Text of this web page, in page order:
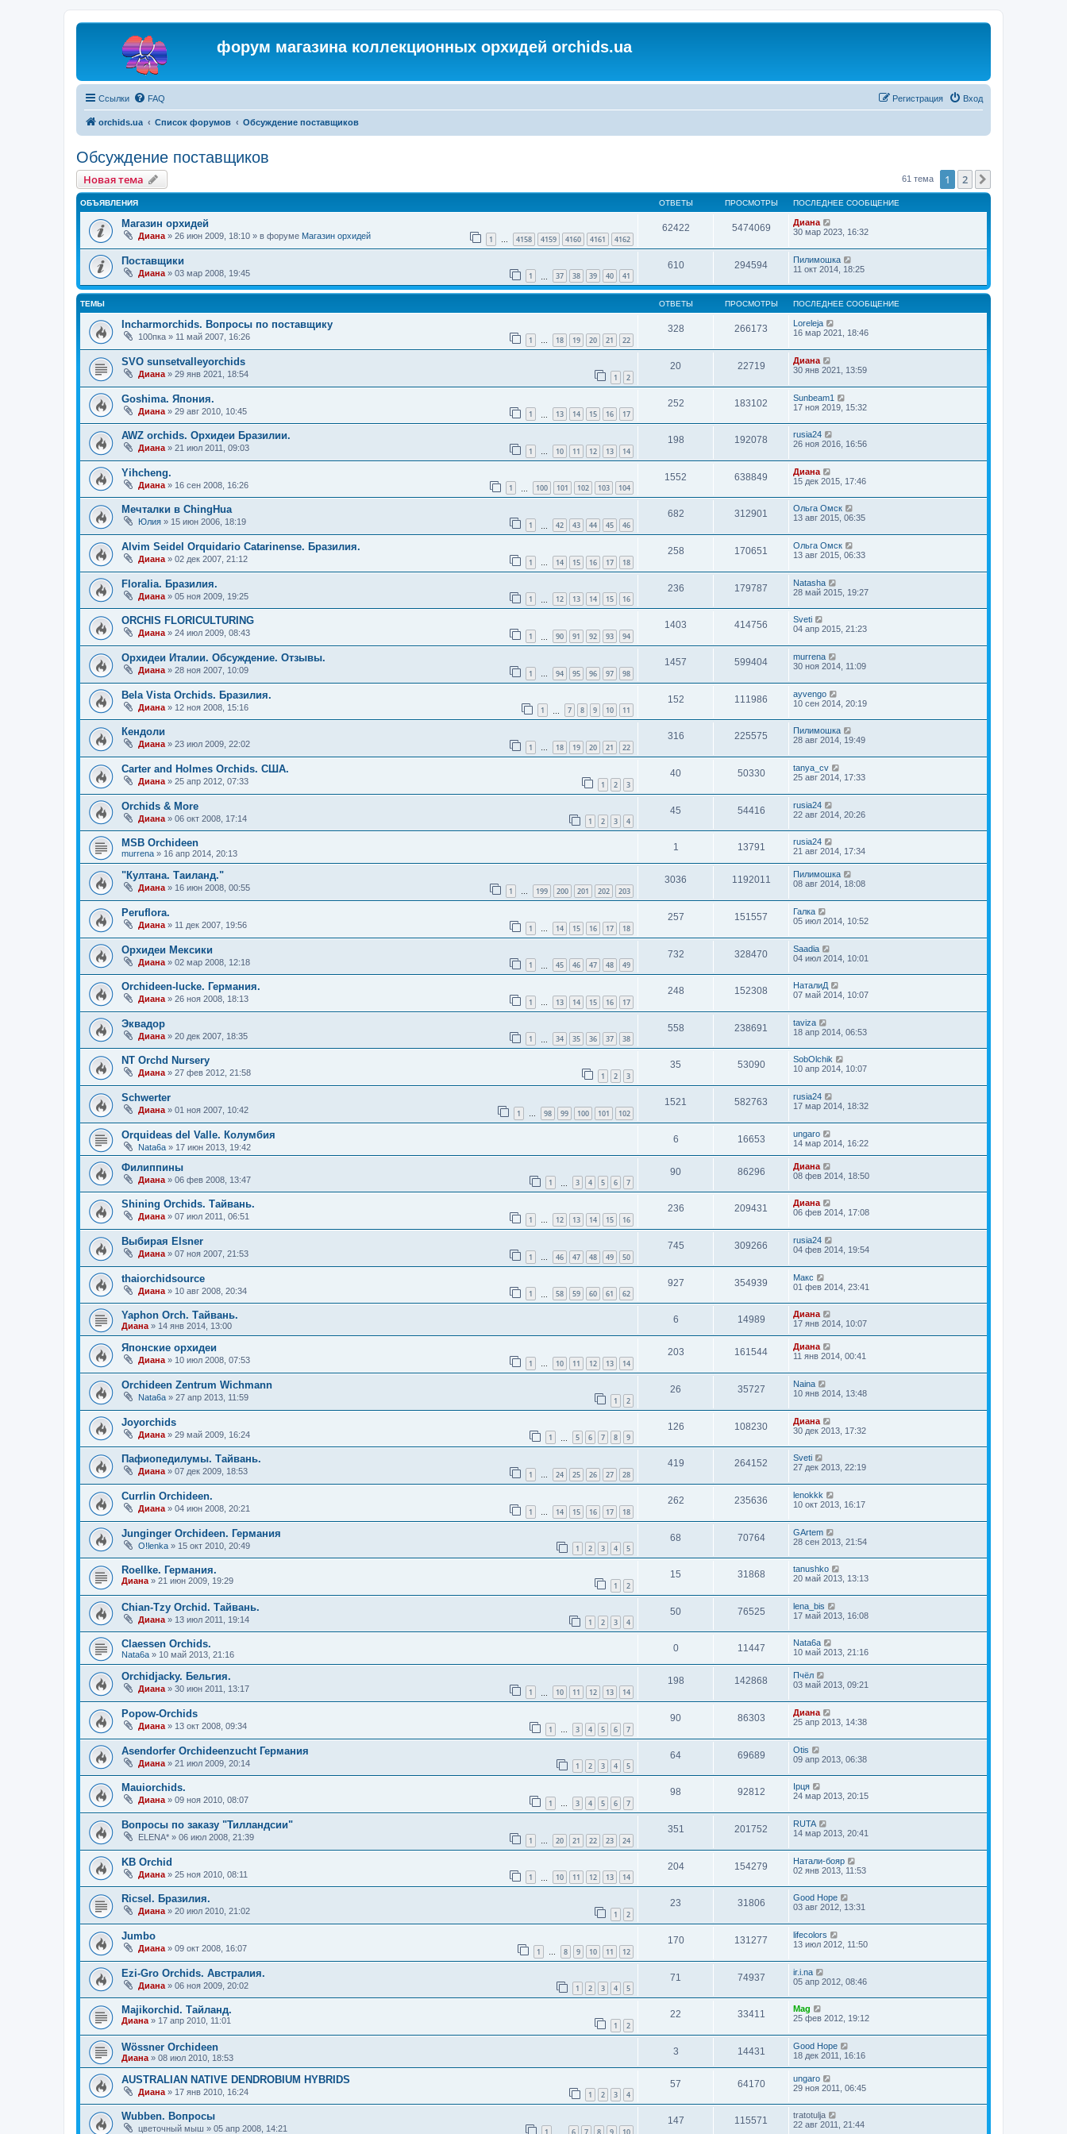
форум магазина коллекционных орхидей orchids.ua
Ссылки FAQ Вход
Регистрация
orchids.ua Список форумов Обсуждение поставщиков
Обсуждение поставщиков
Новая тема 61 тема 1 2
ОБЪЯВЛЕНИЯ ОТВЕТЫ ПРОСМОТРЫ ПОСЛЕДНЕЕ СООБЩЕНИЕ
Магазин орхидей
Диана » 26 июн 2009, 18:10 » в форуме Магазин орхидей 1 … 4158 4159 4160 4161 4162
62422 5474069
Диана
30 мар 2023, 16:32
Поставщики
Диана » 03 мар 2008, 19:45 1 37 38 39 40 41
610 294594
Пилимошка
11 окт 2014, 18:25
ТЕМЫ ОТВЕТЫ ПРОСМОТРЫ ПОСЛЕДНЕЕ СООБЩЕНИЕ
Incharmorchids. Вопросы по поставщику
100пка » 11 май 2007, 16:26 1 … 18 19 20 21 22
328 266173
Loreleja
16 мар 2021, 18:46
SVO sunsetvalleyorchids
Диана » 29 янв 2021, 18:54 1 2
20 22719
Диана
30 янв 2021, 13:59
Goshima. Япония.
Диана » 29 авг 2010, 10:45 1 13 14 15 16 17
252 183102
Sunbeam1
17 ноя 2019, 15:32
AWZ orchids. Орхидеи Бразилии.
Диана » 21 июл 2011, 09:03 1 … 10 11 12 13 14
198 192078
rusia24
26 ноя 2016, 16:56
Yihcheng.
Диана » 16 сен 2008, 16:26 1 100 101 102 103 104
1552 638849
Диана
15 дек 2015, 17:46
Мечталки в ChingHua
Юлия » 15 июн 2006, 18:19 1 42 43 44 45 46
682 312901
Ольга Омск
13 авг 2015, 06:35
Alvim Seidel Orquidario Catarinense. Бразилия.
Диана » 02 дек 2007, 21:12 1 … 14 15 16 17 18
258 170651
Ольга Омск
13 авг 2015, 06:33
Floralia. Бразилия.
Диана » 05 ноя 2009, 19:25 1 12 13 14 15 16
236 179787
Natasha
28 май 2015, 19:27
ORCHIS FLORICULTURING
Диана» 24 июл 2009, 08:43 1 90 91 92 93 94
1403 414756
Sveti
04 апр 2015, 21:23
Орхидеи Италии. Обсуждение. Отзывы.
Диана » 28 ноя 2007, 10:09 1 … 94 95 96 97 98
1457 599404
murrena
30 ноя 2014, 11:09
Bela Vista Orchids. Бразилия.
Диана » 12 ноя 2008, 15:16 1 7 8 9 10 11
152 111986
ayvengo
10 сен 2014, 20:19
Кендоли
Диана » 23 июл 2009, 22:02 1 … 18 19 20 21 22
316 225575
Пилимошка
28 авг 2014, 19:49
Carter and Holmes Orchids. США.
Диана » 25 апр 2012, 07:33 1 2 3
40 50330
tanya_cv
25 авг 2014, 17:33
Orchids & More
Диана » 06 окт 2008, 17:14 1 2 3 4
45 54416
rusia24
22 авг 2014, 20:26
MSB Orchideen
murrena » 16 апр 2014, 20:13
1 13791
rusia24
21 авг 2014, 17:34
"Култана. Таиланд."
Диана » 16 июн 2008, 00:55 1 … 199 200 201 202 203
3036 1192011
Пилимошка
08 авг 2014, 18:08
Peruflora.
Диана » 11 дек 2007, 19:56 1 14 15 16 17 18
257 151557
Галка
05 июл 2014, 10:52
Орхидеи Мексики
Диана » 02 мар 2008, 12:18 1 45 46 47 48 49
732 328470
Saadia
04 июл 2014, 10:01
Orchideen-lucke. Германия.
Диана » 26 ноя 2008, 18:13 1 … 13 14 15 16 17
248 152308
НаталиД
07 май 2014, 10:07
Эквадор
Диана » 20 дек 2007, 18:35 1 34 35 36 37 38
558 238691
taviza
18 апр 2014, 06:53
NT Orchd Nursery
Диана» 27 фев 2012, 21:58 1 2 3
35 53090
SobOlchik
10 апр 2014, 10:07
Schwerter
Диана » 01 ноя 2007, 10:42 1 … 98 99 100 101 102
1521 582763
rusia24
17 мар 2014, 18:32
Orquideas del Valle. Колумбия
Nata6a » 17 июн 2013, 19:42
6 16653
ungaro
14 мар 2014, 16:22
Филиппины
Диана » 06 фев 2008, 13:47 1 3 4 5 6 7
90 86296
Диана
08 фев 2014, 18:50
Shining Orchids. Тайвань.
Диана » 07 июл 2011, 06:51 1 … 12 13 14 15 16
236 209431
Диана
06 фев 2014, 17:08
Выбирая Elsner
Диана » 07 ноя 2007, 21:53 1 … 46 47 48 49 50
745 309266
rusia24
04 фев 2014, 19:54
thaiorchidsource
Диана » 10 авг 2008, 20:34 1 58 59 60 61 62
927 354939
Макс
01 фев 2014, 23:41
Yaphon Orch. Тайвань.
Диана » 14 янв 2014, 13:00
6 14989
Диана
17 янв 2014, 10:07
Японские орхидеи
Диана » 10 июл 2008, 07:53 1 … 10 11 12 13 14
203 161544
Диана
11 янв 2014, 00:41
Orchideen Zentrum Wichmann
Nata6a » 27 апр 2013, 11:59 1 2
26 35727
Naina
10 янв 2014, 13:48
Joyorchids
Диана » 29 май 2009, 16:24 1 5 6 7 8 9
126 108230
Диана
30 дек 2013, 17:32
Пафиопедилумы. Тайвань.
Диана » 07 дек 2009, 18:53 1 … 24 25 26 27 28
419 264152
Sveti
27 дек 2013, 22:19
Currlin Orchideen.
Диана » 04 июн 2008, 20:21 1 14 15 16 17 18
262 235636
lenokkk
10 окт 2013, 16:17
Junginger Orchideen. Германия
O!lenka » 15 окт 2010, 20:49 1 2 3 4 5
68 70764
GArtem
28 сен 2013, 21:54
Roellke. Германия.
Диана » 21 июн 2009, 19:29 1 2
15 31868
tanushko
20 май 2013, 13:13
Chian-Tzy Orchid. Тайвань.
Диана » 13 июл 2011, 19:14 1 2 3 4
50 76525
lena_bis
17 май 2013, 16:08
Claessen Orchids.
Nata6a » 10 май 2013, 21:16
0 11447
Nata6a
10 май 2013, 21:16
Orchidjacky. Бельгия.
Диана» 30 июн 2011, 13:17 1 10 11 12 13 14
198 142868
Пчёл
03 май 2013, 09:21
Popow-Orchids
Диана » 13 окт 2008, 09:34 1 … 3 4 5 6 7
90 86303
Диана
25 апр 2013, 14:38
Asendorfer Orchideenzucht Германия
Диана » 21 июл 2009, 20:14 1 2 3 4 5
64 69689
Otis
09 апр 2013, 06:38
Mauiorchids.
Диана » 09 ноя 2010, 08:07 1 … 3 4 5 6 7
98 92812
Ірця
24 мар 2013, 20:15
Вопросы по заказу "Тилландсии"
ELENA* » 06 июл 2008, 21:39 1 … 20 21 22 23 24
351 201752
RUTA
14 мар 2013, 20:41
KB Orchid
Диана » 25 ноя 2010, 08:11 1 10 11 12 13 14
204 154279
Натали-бояр
02 янв 2013, 11:53
Ricsel. Бразилия.
Диана » 20 июл 2010, 21:02 1 2
23 31806
Good Hope
03 авг 2012, 13:31
Jumbo
Диана » 09 окт 2008, 16:07 1 … 8 9 10 11 12
170 131277
lifecolors
13 июл 2012, 11:50
Ezi-Gro Orchids. Австралия.
Диана » 06 ноя 2009, 20:02 1 2 3 4 5
71 74937
ir.i.na
05 апр 2012, 08:46
Majikorchid. Тайланд.
Диана » 17 апр 2010, 11:01 1 2
22 33411
Mag
25 фев 2012, 19:12
Wössner Orchideen
Диана » 08 июл 2010, 18:53
3 14431
Good Hope
18 дек 2011, 16:16
AUSTRALIAN NATIVE DENDROBIUM HYBRIDS
Диана » 17 янв 2010, 16:24 1 2 3 4
57 64170
ungaro
29 ноя 2011, 06:45
Wubben. Вопросы
цветочный мыш » 05 апр 2008, 14:21
147 115571
tratotulja
22 авг 2011, 21:44